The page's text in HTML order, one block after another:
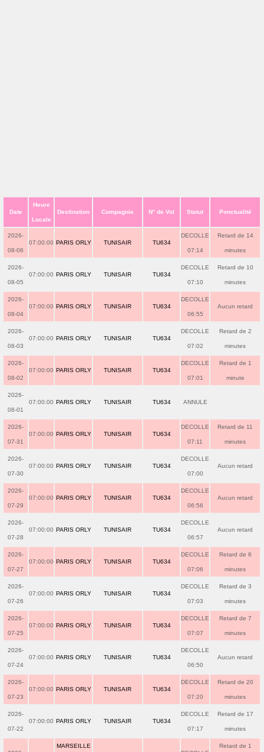
Date
Heure
Locale
Destination Compagnie N° de Vol Statut Ponctualité
2026-
08-06
07:00:00 PARIS ORLY TUNISAIR TU634
DECOLLE
07:14
Retard de 14
minutes
2026-
08-05
07:00:00 PARIS ORLY TUNISAIR TU634
DECOLLE
07:10
Retard de 10
minutes
2026-
08-04
07:00:00 PARIS ORLY TUNISAIR TU634
DECOLLE
06:55
Aucun retard
2026-
08-03
07:00:00 PARIS ORLY TUNISAIR TU634
DECOLLE
07:02
Retard de 2
minutes
2026-
08-02
07:00:00 PARIS ORLY TUNISAIR TU634
DECOLLE
07:01
Retard de 1
minute
2026-
08-01
07:00:00 PARIS ORLY TUNISAIR TU634 ANNULE
2026-
07-31
07:00:00 PARIS ORLY TUNISAIR TU634
DECOLLE
07:11
Retard de 11
minutes
2026-
07-30
07:00:00 PARIS ORLY TUNISAIR TU634
DECOLLE
07:00
Aucun retard
2026-
07-29
07:00:00 PARIS ORLY TUNISAIR TU634
DECOLLE
06:56
Aucun retard
2026-
07-28
07:00:00 PARIS ORLY TUNISAIR TU634
DECOLLE
06:57
Aucun retard
2026-
07-27
07:00:00 PARIS ORLY TUNISAIR TU634
DECOLLE
07:06
Retard de 6
minutes
2026-
07-26
07:00:00 PARIS ORLY TUNISAIR TU634
DECOLLE
07:03
Retard de 3
minutes
2026-
07-25
07:00:00 PARIS ORLY TUNISAIR TU634
DECOLLE
07:07
Retard de 7
minutes
2026-
07-24
07:00:00 PARIS ORLY TUNISAIR TU634
DECOLLE
06:50
Aucun retard
2026-
07-23
07:00:00 PARIS ORLY TUNISAIR TU634
DECOLLE
07:20
Retard de 20
minutes
2026-
07-22
07:00:00 PARIS ORLY TUNISAIR TU634
DECOLLE
07:17
Retard de 17
minutes
MARSEILLE Retard de 1